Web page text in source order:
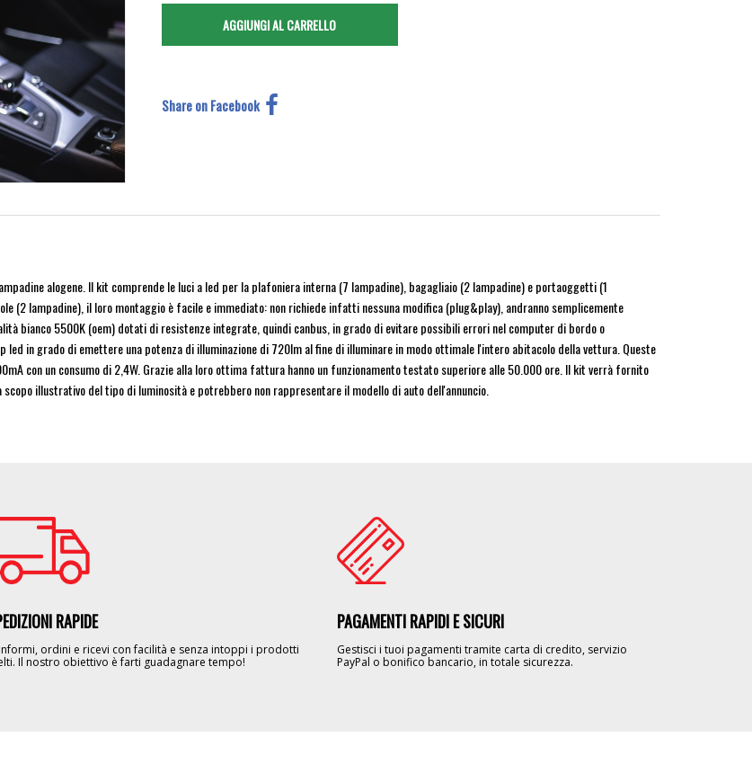
Share on Facebook
alogene. Il kit comprende le luci a led per la plafoniera interna (7 lampadine), bagagliaio (2 lampadine) e portaoggetti (1
(2 lampadine), il loro montaggio è facile e immediato: non richiede infatti nessuna modifica (plug&play), andranno semplicemente
bianco 5500K (oem) dotati di resistenze integrate, quindi canbus, in grado di evitare possibili errori nel computer di bordo o
in grado di emettere una potenza di illuminazione di 720lm al fine di illuminare in modo ottimale l'intero abitacolo della vettura. Queste
con un consumo di 2,4W. Grazie alla loro ottima fattura hanno un funzionamento testato superiore alle 50.000 ore. Il kit verrà fornito
illustrativo del tipo di luminosità e potrebbero non rappresentare il modello di auto dell'annuncio.
RAPIDE
ordini e ricevi con facilità e senza intoppi i prodotti
Il nostro obiettivo è farti guadagnare tempo!
Image
PAGAMENTI RAPIDI E SICURI
Gestisci i tuoi pagamenti tramite carta di credito, servizio
PayPal o bonifico bancario, in totale sicurezza.